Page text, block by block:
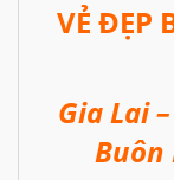
VẺ ĐẸP
Gia Lai
Buôn